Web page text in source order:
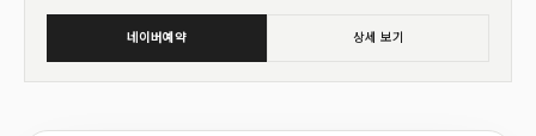
네이버예약 상세 보기